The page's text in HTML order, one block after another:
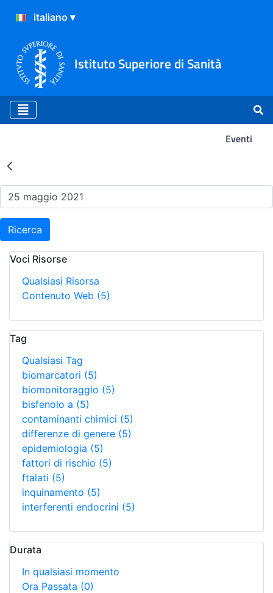
Istituto Superiore di Sanità
Eventi
Risultati della Ricerca -
Ricerca
Voci Risorse
Qualsiasi Risorsa
Contenuto Web (5)
Tag
Qualsiasi Tag
biomarcatori (5)
biomonitoraggio (5)
bisfenolo a (5)
contaminanti chimici (5)
differenze di genere (5)
epidemiologia (5)
fattori di rischio (5)
ftalati (5)
inquinamento (5)
interferenti endocrini (5)
Durata
In qualsiasi momento
Ora Passata (0)